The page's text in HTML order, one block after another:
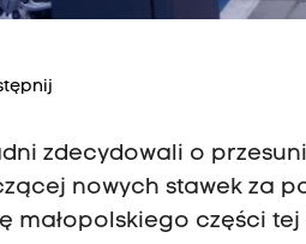
zdecydowali o
nowych stawek za
małopolskiego części tej